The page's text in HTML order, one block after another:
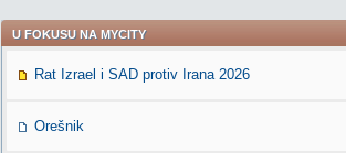
U FOKUSU NA MYCITY
Rat Izrael i SAD protiv Irana 2026
Orešnik